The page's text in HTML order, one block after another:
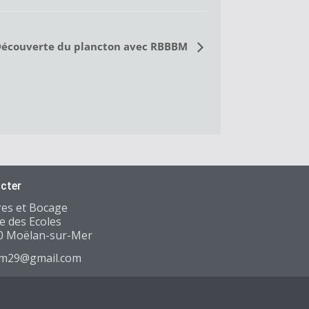
du plancton avec RBBBM
et Bocage
des Ecoles
Moëlan-sur-Mer